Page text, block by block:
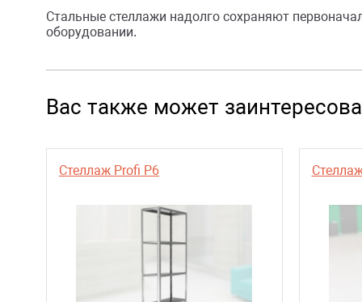
Стальные стеллажи надолго сохраняют
оборудовании.
Вас также может
Стеллаж Profi P6